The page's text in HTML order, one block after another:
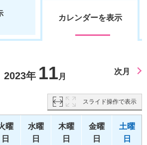
カレンダーを表示
2023年 11 月
次月
スライド操作で表示
曜
日
水曜
日
木曜
日
金曜
日
土曜
日